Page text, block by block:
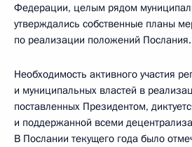
Федерации, целым рядом
утверждались собственные планы
по реализации положений Послания.
Необходимость активного участия
и муниципальных властей в
поставленных Президентом,
и поддержанной всеми
В Послании текущего года было